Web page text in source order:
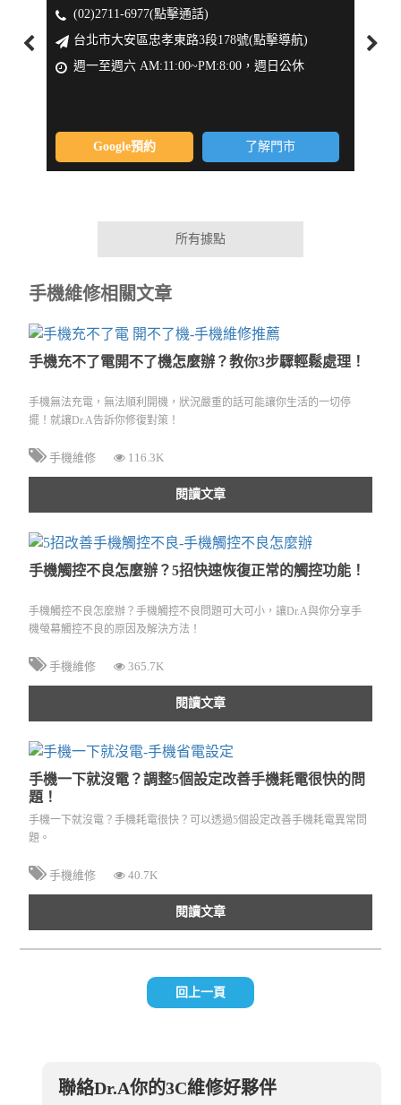
(02)2711-6977(點擊通話)
台北市大安區忠孝東路3段178號(點擊導航)
週一至週六 AM:11:00~PM:8:00，週日公休
Google預約 了解門市
所有據點
手機維修相關文章
手機充不了電開不了機怎麼辦？教你3步驟輕鬆處理！
手機無法充電，無法順利開機，狀況嚴重的話可能讓你生活的一切停
擺！就讓Dr.A告訴你修復對策！
手機維修 116.3K
閱讀文章
手機觸控不良怎麼辦？5招快速恢復正常的觸控功能！
手機觸控不良怎麼辦？手機觸控不良問題可大可小，讓Dr.A與你分享手
機螢幕觸控不良的原因及解決方法！
手機維修 365.7K
閱讀文章
手機一下就沒電？調整5個設定改善手機耗電很快的問
題！
手機一下就沒電？手機耗電很快？可以透過5個設定改善手機耗電異常問
題。
手機維修 40.7K
閱讀文章
回上一頁
聯絡Dr.A你的3C維修好夥伴